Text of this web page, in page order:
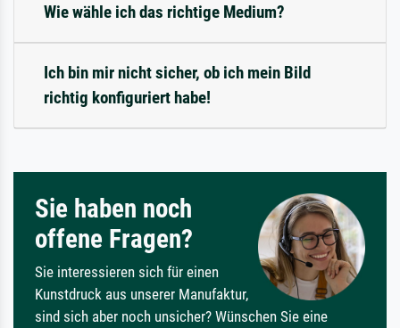
Wie wähle ich das richtige Medium?
Ich bin mir nicht sicher, ob ich mein Bild
richtig konfiguriert habe!
Sie haben noch
offene Fragen?
Sie interessieren sich für einen
Kunstdruck aus unserer Manufaktur,
sind sich aber noch unsicher? Wünschen Sie eine